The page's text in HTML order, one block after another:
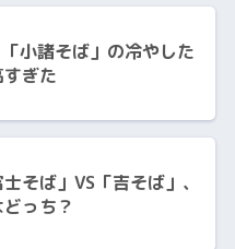
小諸そば」の冷やした
ぎた
そば」VS「吉そば」、
っち？